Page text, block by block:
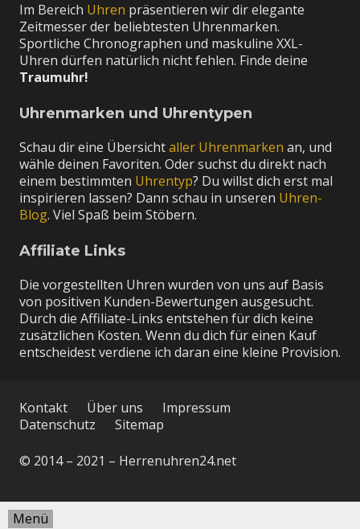
Im Bereich Uhren präsentieren wir dir elegante
Zeitmesser der beliebtesten Uhrenmarken.
Sportliche Chronographen und maskuline XXL-
Uhren dürfen natürlich nicht fehlen. Finde deine
Traumuhr!
Uhrenmarken und Uhrentypen
Schau dir eine Übersichtaller Uhrenmarken an, und
wähle deinen Favoriten. Oder suchst du direkt nach
einem bestimmten Uhrentyp? Du willst dich erst mal
inspirieren lassen? Dann schau in unseren Uhren-
Blog. Viel Spaß beim Stöbern.
Affiliate Links
Die vorgestellten Uhren wurden von uns auf Basis
von positiven Kunden-Bewertungen ausgesucht.
Durch die Affiliate-Links entstehen für dich keine
zusätzlichen Kosten. Wenn du dich für einen Kauf
entscheidest verdiene ich daran eine kleine Provision.
Kontakt Über uns
Impressum
Datenschutz
Sitemap
© 2014 – 2021 – Herrenuhren24.net
Menü